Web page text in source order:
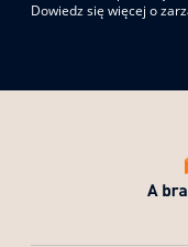
Dowiedz się więcej o